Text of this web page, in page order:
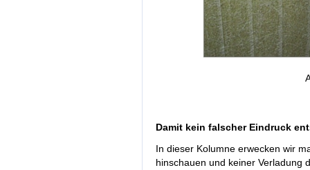
Damit kein falscher Eindruck
In dieser Kolumne erwecken wir
hinschauen und keiner Verladung